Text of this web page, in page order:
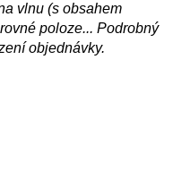
vlnu (s obsahem
poloze... Podrobný
objednávky.